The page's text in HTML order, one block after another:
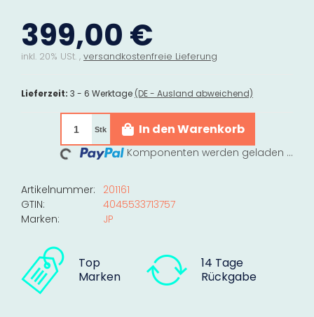
399,00 €
inkl. 20% USt. , versandkostenfreie Lieferung
Lieferzeit: 3 - 6 Werktage (DE - Ausland abweichend)
Stk In den Warenkorb
Loading... Komponenten werden geladen ...
Artikelnummer:
201161
GTIN:
4045533713757
Marken:
JP
Top
Marken
14 Tage
Rückgabe